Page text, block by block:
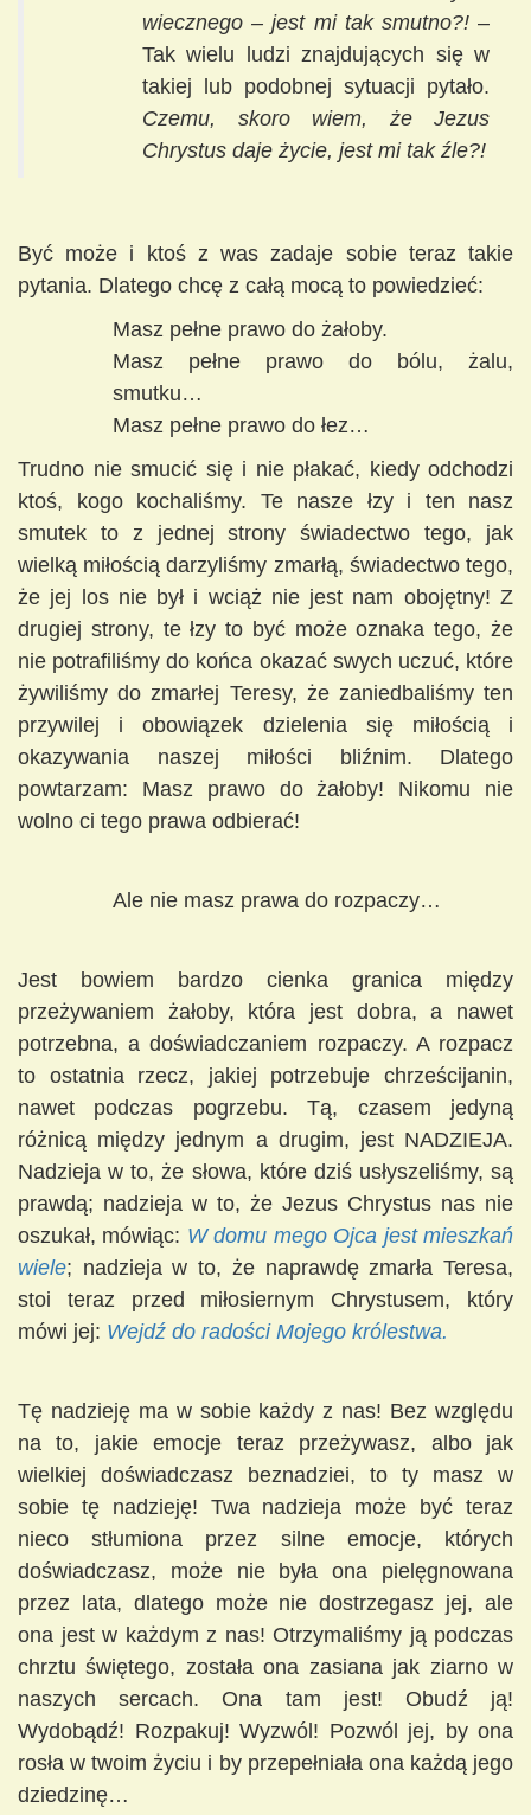
wiecznego – jest mi tak smutno?!–
Tak wielu ludzi znajdujących się w
takiej lub podobnej sytuacji pytało.
Czemu, skoro wiem, że Jezus
Chrystus daje życie, jest mi tak źle?!
Być może i ktoś z was zadaje sobie teraz takie
pytania. Dlatego chcę z całą mocą to powiedzieć:
Masz pełne prawo do żałoby.
Masz pełne prawo do bólu, żalu,
smutku…
Masz pełne prawo do łez…
Trudno nie smucić się i nie płakać, kiedy odchodzi
ktoś, kogo kochaliśmy. Te nasze łzy i ten nasz
smutek to z jednej strony świadectwo tego, jak
wielką miłością darzyliśmy zmarłą, świadectwo tego,
że jej los nie był i wciąż nie jest nam obojętny! Z
drugiej strony, te łzy to być może oznaka tego, że
nie potrafiliśmy do końca okazać swych uczuć, które
żywiliśmy do zmarłej Teresy, że zaniedbaliśmy ten
przywilej i obowiązek dzielenia się miłością i
okazywania naszej miłości bliźnim. Dlatego
powtarzam: Masz prawo do żałoby! Nikomu nie
wolno ci tego prawa odbierać!
Ale nie masz prawa do rozpaczy…
Jest bowiem bardzo cienka granica między
przeżywaniem żałoby, która jest dobra, a nawet
potrzebna, a doświadczaniem rozpaczy. A rozpacz
to ostatnia rzecz, jakiej potrzebuje chrześcijanin,
nawet podczas pogrzebu. Tą, czasem jedyną
różnicą między jednym a drugim, jest NADZIEJA.
Nadzieja w to, że słowa, które dziś usłyszeliśmy, są
prawdą; nadzieja w to, że Jezus Chrystus nas nie
oszukał, mówiąc: W domu mego Ojca jest mieszkań
wiele; nadzieja w to, że naprawdę zmarła Teresa,
stoi teraz przed miłosiernym Chrystusem, który
mówi jej: Wejdź do radości Mojego królestwa.
Tę nadzieję ma w sobie każdy z nas! Bez względu
na to, jakie emocje teraz przeżywasz, albo jak
wielkiej doświadczasz beznadziei, to ty masz w
sobie tę nadzieję! Twa nadzieja może być teraz
nieco stłumiona przez silne emocje, których
doświadczasz, może nie była ona pielęgnowana
przez lata, dlatego może nie dostrzegasz jej, ale
ona jest w każdym z nas! Otrzymaliśmy ją podczas
chrztu świętego, została ona zasiana jak ziarno w
naszych sercach. Ona tam jest! Obudź ją!
Wydobądź! Rozpakuj! Wyzwól! Pozwól jej, by ona
rosła w twoim życiu i by przepełniała ona każdą jego
dziedzinę…